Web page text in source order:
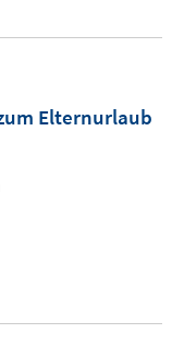
Elternurlaub